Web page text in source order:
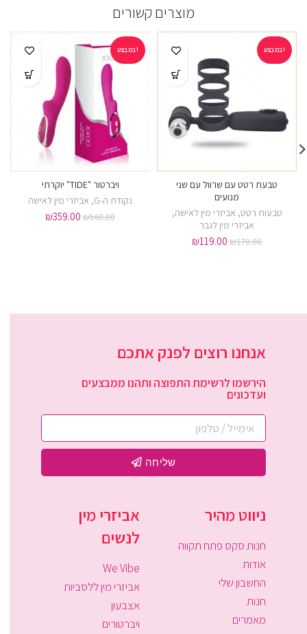
מוצרים קשורים
במבצע!
טבעת רטט עם שרוול עם שני
מנועים
טבעות רטט, אביזרי מין לאישה,
אביזרי מין לגבר
₪170.00
₪119.00
במבצע!
ויברטור "TIDE" יוקרתי
נקודת ה-G , אביזרי מין לאישה
₪560.00
₪359.00
אנחנו רוצים לפנק אתכם
הירשמו לרשימת התפוצה ותהנו ממבצעים
ועדכונים
שליחה
ניווט מהיר
חנות סקס פתח תקווה
אודות
החשבון שלי
חנות
מאמרים
אביזרי מין
לנשים
We Vibe
אביזרי מין ללסביות
אצבעון
ויברטורים